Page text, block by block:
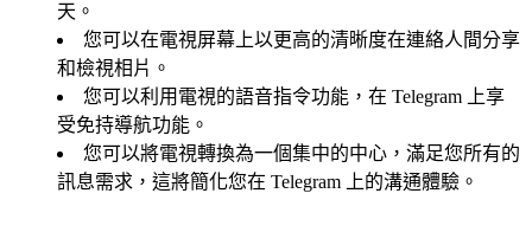
天。
您可以在電視屏幕上以更高的清晰度在連絡人間分享
和檢視相片。
您可以利用電視的語音指令功能，在 Telegram 上享
受免持導航功能。
您可以將電視轉換為一個集中的中心，滿足您所有的
訊息需求，這將簡化您在 Telegram 上的溝通體驗。